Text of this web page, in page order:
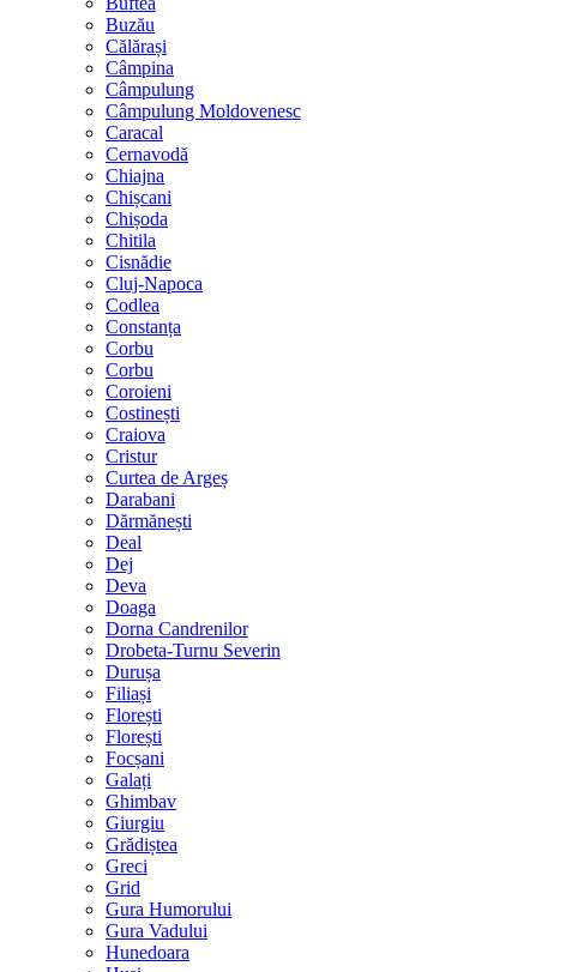
Buzău
Călărași
Câmpina
Câmpulung
Câmpulung Moldovenesc
Caracal
Cernavodă
Chiajna
Chișcani
Chișoda
Chitila
Cisnădie
Cluj-Napoca
Codlea
Constanța
Corbu
Corbu
Coroieni
Costinești
Craiova
Cristur
Curtea de Argeș
Darabani
Dărmănești
Deal
Dej
Deva
Doaga
Dorna Candrenilor
Drobeta-Turnu Severin
Durușa
Filiași
Florești
Florești
Focșani
Galați
Ghimbav
Giurgiu
Grădiștea
Greci
Grid
Gura Humorului
Gura Vadului
Hunedoara